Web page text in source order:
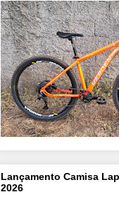
Lançamento Camisa
2026